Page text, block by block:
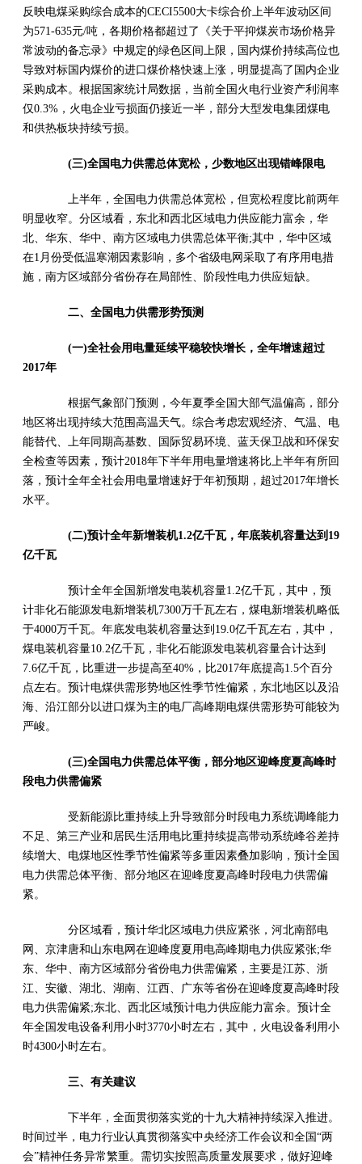
反映电煤采购综合成本的CECI5500大卡综合价上半年波动区间
为571-635元/吨，各期价格都超过了《关于平抑煤炭市场价格异
常波动的备忘录》中规定的绿色区间上限，国内煤价持续高位也
导致对标国内煤价的进口煤价格快速上涨，明显提高了国内企业
采购成本。根据国家统计局数据，当前全国火电行业资产利润率
仅0.3%，火电企业亏损面仍接近一半，部分大型发电集团煤电
和供热板块持续亏损。
(三)全国电力供需总体宽松，少数地区出现错峰限电
上半年，全国电力供需总体宽松，但宽松程度比前两年
明显收窄。分区域看，东北和西北区域电力供应能力富余，华
北、华东、华中、南方区域电力供需总体平衡;其中，华中区域
在1月份受低温寒潮因素影响，多个省级电网采取了有序用电措
施，南方区域部分省份存在局部性、阶段性电力供应短缺。
二、全国电力供需形势预测
(一)全社会用电量延续平稳较快增长，全年增速超过
2017年
根据气象部门预测，今年夏季全国大部气温偏高，部分
地区将出现持续大范围高温天气。综合考虑宏观经济、气温、电
能替代、上年同期高基数、国际贸易环境、蓝天保卫战和环保安
全检查等因素，预计2018年下半年用电量增速将比上半年有所回
落，预计全年全社会用电量增速好于年初预期，超过2017年增长
水平。
(二)预计全年新增装机1.2亿千瓦，年底装机容量达到19
亿千瓦
预计全年全国新增发电装机容量1.2亿千瓦，其中，预
计非化石能源发电新增装机7300万千瓦左右，煤电新增装机略低
于4000万千瓦。年底发电装机容量达到19.0亿千瓦左右，其中，
煤电装机容量10.2亿千瓦，非化石能源发电装机容量合计达到
7.6亿千瓦，比重进一步提高至40%，比2017年底提高1.5个百分
点左右。预计电煤供需形势地区性季节性偏紧，东北地区以及沿
海、沿江部分以进口煤为主的电厂高峰期电煤供需形势可能较为
严峻。
(三)全国电力供需总体平衡，部分地区迎峰度夏高峰时
段电力供需偏紧
受新能源比重持续上升导致部分时段电力系统调峰能力
不足、第三产业和居民生活用电比重持续提高带动系统峰谷差持
续增大、电煤地区性季节性偏紧等多重因素叠加影响，预计全国
电力供需总体平衡、部分地区在迎峰度夏高峰时段电力供需偏
紧。
分区域看，预计华北区域电力供应紧张，河北南部电
网、京津唐和山东电网在迎峰度夏用电高峰期电力供应紧张;华
东、华中、南方区域部分省份电力供需偏紧，主要是江苏、浙
江、安徽、湖北、湖南、江西、广东等省份在迎峰度夏高峰时段
电力供需偏紧;东北、西北区域预计电力供应能力富余。预计全
年全国发电设备利用小时3770小时左右，其中，火电设备利用小
时4300小时左右。
三、有关建议
下半年，全面贯彻落实党的十九大精神持续深入推进。
时间过半，电力行业认真贯彻落实中央经济工作会议和全国“两
会”精神任务异常繁重。需切实按照高质量发展要求，做好迎峰